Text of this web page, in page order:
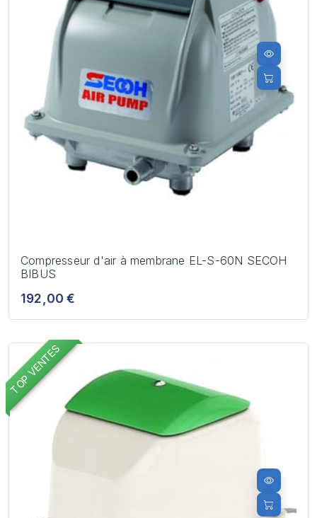
Compresseur d'air à membrane EL-S-60N SECOH
BIBUS
192,00 €
TOP VENTES